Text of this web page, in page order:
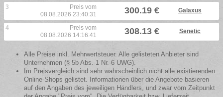
3
Preis vom
08.08.2026 23:40:31
300.19 € Galaxus
4
Preis vom
08.08.2026 14:16:41
308.13 € Senetic
Alle Preise inkl. Mehrwertsteuer. Alle gelisteten Anbieter sind
Unternehmen (§ 5b Abs. 1 Nr. 6 UWG).
Im Preisvergleich sind sehr wahrscheinlich nicht alle existierenden
Online-Shops gelistet. Informationen über die Angebote basieren
auf den Angaben des jeweiligen Händlers, und zwar vom Zeitpunkt